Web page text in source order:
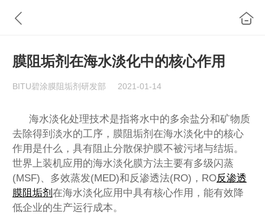
膜阻垢剂在海水淡化中的核心作用
BITU碧涂膜阻垢剂研发部 2021-01-14
海水淡化处理技术是指将水中的多余盐分和矿物质
去除得到淡水的工序，膜阻垢剂在海水淡化中的核心
作用是什么，具有阻止分散保护膜不被污堵与结垢。
世界上装机应用的海水淡化膜方法主要有多级闪蒸
(MSF)、多效蒸发(MED)和反渗透法(RO)，RO反渗透
膜阻垢剂 在海水淡化应用中具有核心作用，能有效降
低企业的生产运行成本。